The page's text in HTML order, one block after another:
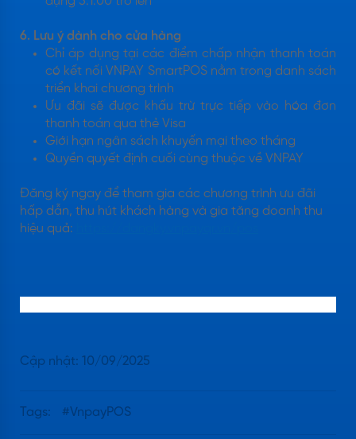
6. Lưu ý dành cho cửa hàng
Chỉ áp dụng tại các điểm chấp nhận thanh toán
có kết nối VNPAY SmartPOS nằm trong danh sách
triển khai chương trình
Ưu đãi sẽ được khấu trừ trực tiếp vào hóa đơn
thanh toán qua thẻ Visa
Giới hạn ngân sách khuyến mại theo tháng
Quyền quyết định cuối cùng thuộc về VNPAY
Đăng ký ngay để tham gia các chương trình ưu đãi
hấp dẫn, thu hút khách hàng và gia tăng doanh thu
hiệu quả:
Cập nhật: 10/09/2025
Tags: #VnpayPOS